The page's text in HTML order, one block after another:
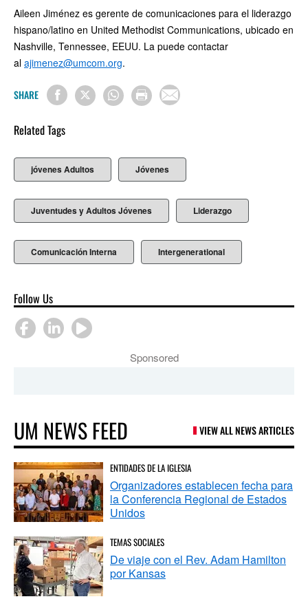
Aileen Jiménez es gerente de comunicaciones para el liderazgo
hispano/latino en United Methodist Communications, ubicado en
Nashville, Tennessee, EEUU. La puede contactar
al ajimenez@umcom.org.
SHARE
Related Tags
jóvenes Adultos Jóvenes
Juventudes y Adultos Jóvenes Liderazgo
Comunicación Interna Intergenerational
Follow Us
Sponsored
UM NEWS FEED VIEW ALL NEWS ARTICLES
ENTIDADES DE LA IGLESIA
Organizadores establecen fecha para
la Conferencia Regional de Estados
Unidos
TEMAS SOCIALES
De viaje con el Rev. Adam Hamilton
por Kansas